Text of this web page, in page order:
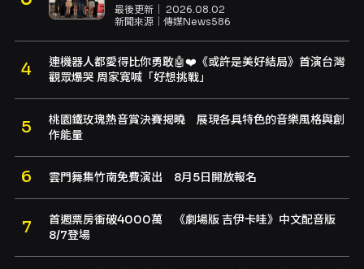
最後更新｜ 2026.08.02
新聞來源｜ 傳媒News586
連機器人都愛得比你勇敢🤖❤️《或許是美好結局》首演台灣
觀眾爆哭 周家寬喊「好想挑戰」
桃園鐵玫瑰熱音賞決賽揭曉 展現各具特色的音樂風格與創
作能量
雲門舞集竹南免費演出 8月5日開放報名
首週票房衝破4000萬 《劇場版 吉伊卡哇》中文配音版
8/7登場